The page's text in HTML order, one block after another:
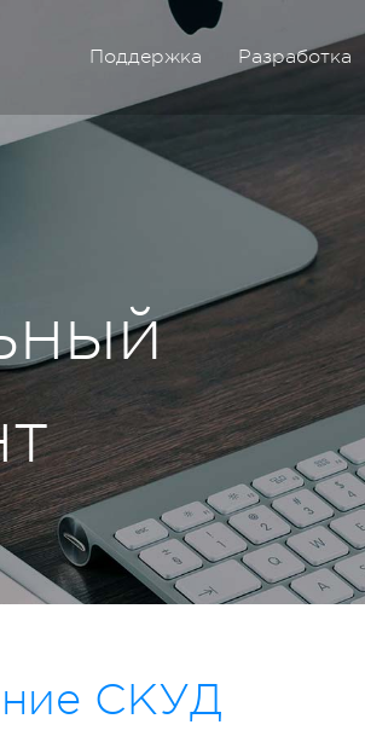
Поддержка Разработка
СКУД